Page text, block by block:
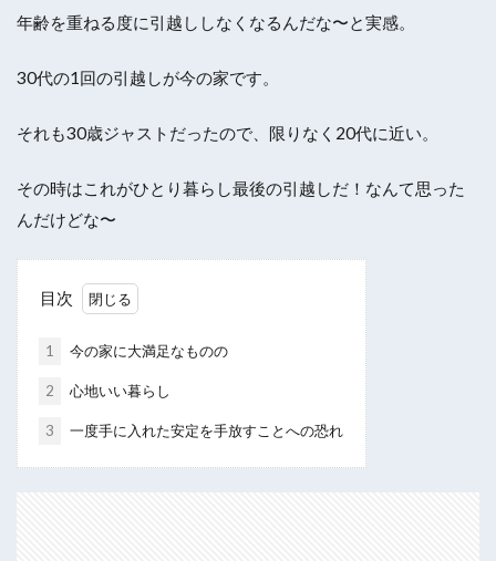
年齢を重ねる度に引越ししなくなるんだな〜と実感。
30代の1回の引越しが今の家です。
それも30歳ジャストだったので、限りなく20代に近い。
その時はこれがひとり暮らし最後の引越しだ！なんて思った
んだけどな〜
目次
1 今の家に大満足なものの
2 心地いい暮らし
3 一度手に入れた安定を手放すことへの恐れ